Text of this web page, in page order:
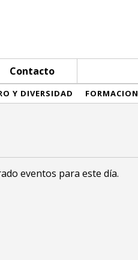
Contacto
Y DIVERSIDAD FORMACION
eventos para este día.